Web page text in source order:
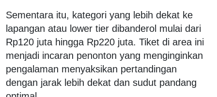
Sementara itu, kategori yang lebih dekat ke
lapangan atau lower tier dibanderol mulai dari
Rp120 juta hingga Rp220 juta. Tiket di area ini
menjadi incaran penonton yang menginginkan
pengalaman menyaksikan pertandingan
dengan jarak lebih dekat dan sudut pandang